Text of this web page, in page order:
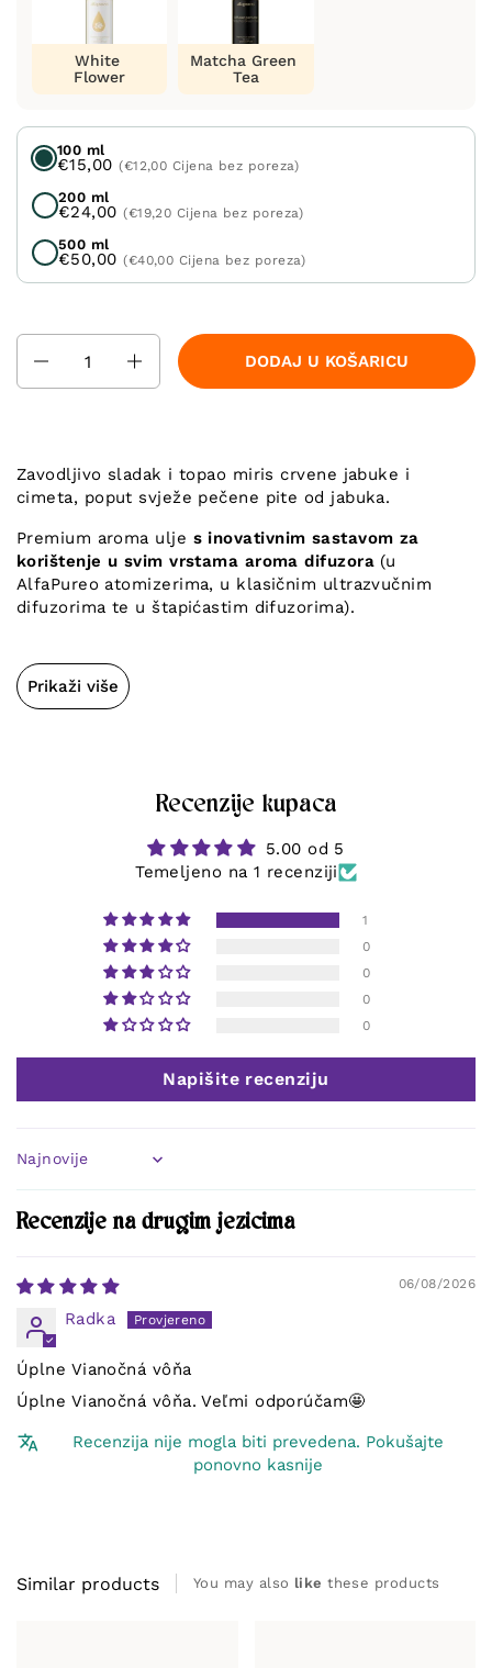
White
Flower
Matcha Green
Tea
100 ml
€15,00(€12,00 Cijena bez poreza)
200 ml
€24,00(€19,20 Cijena bez poreza)
500 ml
€50,00(€40,00 Cijena bez poreza)
DODAJ U KOŠARICU
Zavodljivo sladak i topao miris crvene jabuke i
cimeta, poput svježe pečene pite od jabuka.
Premium aroma ulje s inovativnim sastavom za
korištenje u svim vrstama aroma difuzora (u
AlfaPureo atomizerima, u klasičnim ultrazvučnim
difuzorima te u štapićastim difuzorima).
Prikaži više
Recenzije kupaca
5.00 od 5
Temeljeno na 1 recenziji
1
0
0
0
0
Napišite recenziju
Sort by
Recenzije na drugim jezicima
06/08/2026
Radka
Úplne Vianočná vôňa
Úplne Vianočná vôňa. Veľmi odporúčam🤩
Recenzija nije mogla biti prevedena. Pokušajte
ponovno kasnije
Similar products You may also like these products